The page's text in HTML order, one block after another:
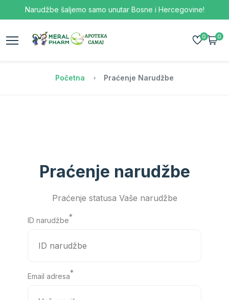
Narudžbe šaljemo samo unutar Bosne i Hercegovine!
0 0
Početna Praćenje Narudžbe
Praćenje narudžbe
Praćenje statusa Vaše narudžbe
ID narudžbe*
Email adresa*